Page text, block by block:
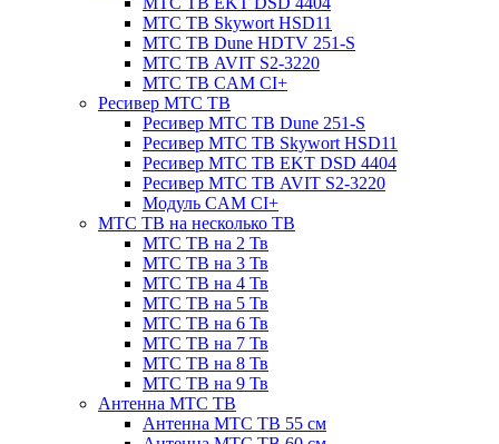
МТС ТВ Skywort HSD11
МТС ТВ Dune HDTV 251-S
МТС ТВ AVIT S2-3220
МТС ТВ CAM CI+
Ресивер МТС ТВ
Ресивер МТС ТВ Dune 251-S
Ресивер МТС ТВ Skywort HSD11
Ресивер МТС ТВ EKT DSD 4404
Ресивер МТС ТВ AVIT S2-3220
Модуль CAM CI+
МТС ТВ на несколько ТВ
МТС ТВ на 2 Тв
МТС ТВ на 3 Тв
МТС ТВ на 4 Тв
МТС ТВ на 5 Тв
МТС ТВ на 6 Тв
МТС ТВ на 7 Тв
МТС ТВ на 8 Тв
МТС ТВ на 9 Тв
Антенна МТС ТВ
Антенна МТС ТВ 55 см